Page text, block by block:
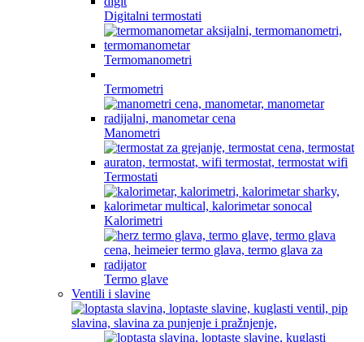
Digitalni termostati
Termomanometri
Termometri
Manometri
Termostati
Kalorimetri
Termo glave
Ventili i slavine